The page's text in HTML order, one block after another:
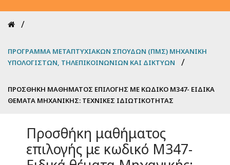
Breadcrumb
ΠΡΌΓΡΑΜΜΑ ΜΕΤΑΠΤΥΧΙΑΚΏΝ ΣΠΟΥΔΏΝ (ΠΜΣ) ΜΗΧΑΝΙΚΉ
ΥΠΟΛΟΓΙΣΤΏΝ, ΤΗΛΕΠΙΚΟΙΝΩΝΙΏΝ ΚΑΙ ΔΙΚΤΎΩΝ
ΠΡΟΣΘΉΚΗ ΜΑΘΉΜΑΤΟΣ ΕΠΙΛΟΓΉΣ ΜΕ ΚΩΔΙΚΌ Μ347- ΕΙΔΙΚΆ
ΘΈΜΑΤΑ ΜΗΧΑΝΙΚΉΣ: ΤΕΧΝΙΚΈΣ ΙΔΙΩΤΙΚΌΤΗΤΑΣ
Προσθήκη μαθήματος
επιλογής με κωδικό Μ347-